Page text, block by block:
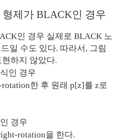
형제가 BLACK인 경우
인 경우 실제로 BLACK 노
일 수도 있다. 따라서, 그림
하지 않았다.
인 경우
한 후 원래 p[z]를 z로
경우
rotation을 한다.